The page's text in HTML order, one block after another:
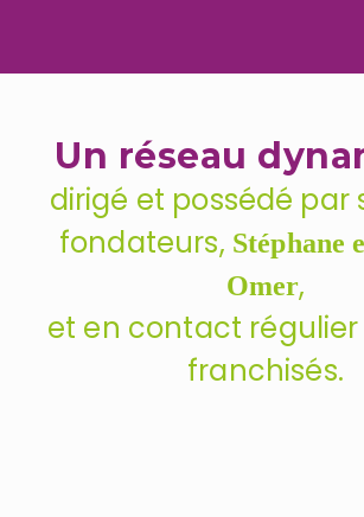
Un réseau
dirigé et possédé par
fondateurs, Stéphane
Omer,
et en contact régulier
franchisés.